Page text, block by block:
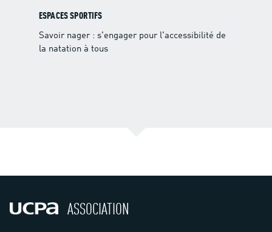
ESPACES SPORTIFS
Savoir nager : s'engager pour l'accessibilité de
la natation à tous
ASSOCIATION